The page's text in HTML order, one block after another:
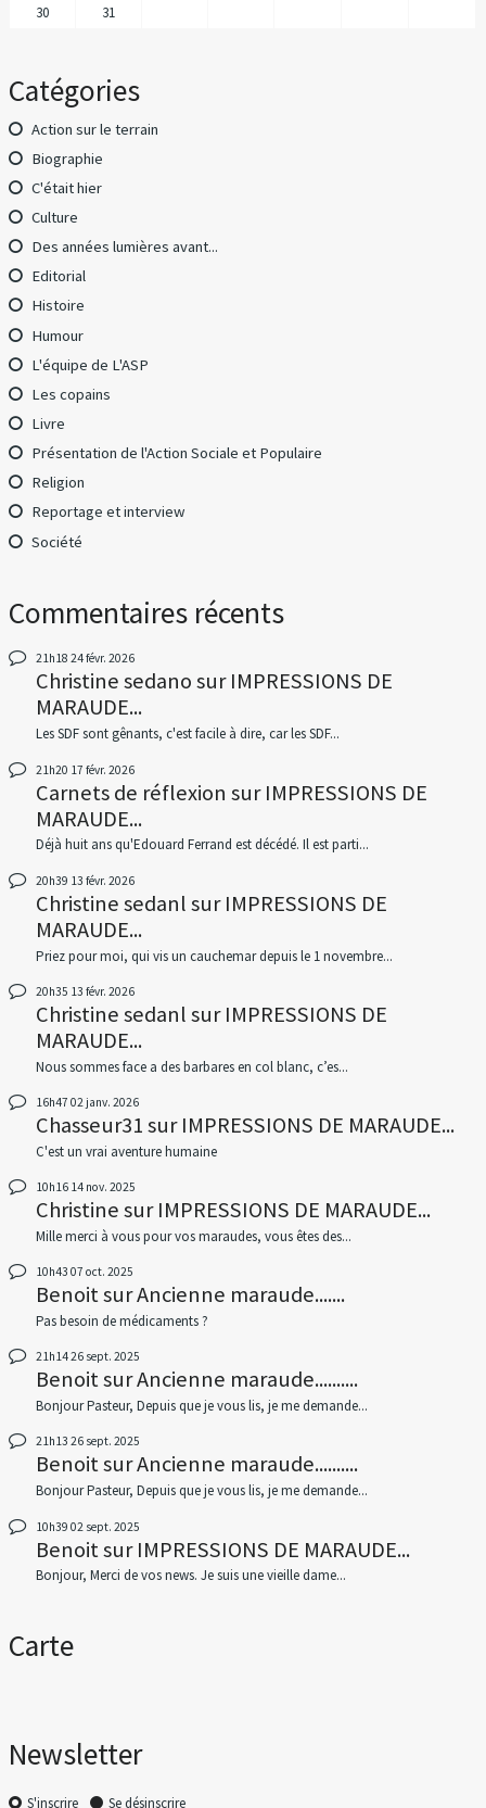
30 31
Catégories
Action sur le terrain
Biographie
C'était hier
Culture
Des années lumières avant...
Editorial
Histoire
Humour
L'équipe de L'ASP
Les copains
Livre
Présentation de l'Action Sociale et Populaire
Religion
Reportage et interview
Société
Commentaires récents
21h18 24févr. 2026
Christine sedanosurIMPRESSIONS DE
MARAUDE...
Les SDF sont gênants, c'est facile à dire, car les SDF...
21h20 17 févr. 2026
Carnets de réflexion surIMPRESSIONS DE
MARAUDE...
Déjà huit ans qu'Edouard Ferrand est décédé. Il est parti...
20h39 13 févr. 2026
Christine sedanlsurIMPRESSIONS DE
MARAUDE...
Priez pour moi, qui vis un cauchemar depuis le 1 novembre...
20h35 13 févr. 2026
Christine sedanlsurIMPRESSIONS DE
MARAUDE...
Nous sommes face a des barbares en col blanc, c’es...
16h47 02 janv. 2026
Chasseur31surIMPRESSIONS DE MARAUDE...
C'est un vrai aventure humaine
10h16 14 nov. 2025
ChristinesurIMPRESSIONS DE MARAUDE...
Mille merci à vous pour vos maraudes, vous êtes des...
10h43 07 oct. 2025
BenoitsurAncienne maraude.......
Pas besoin de médicaments ?
21h1426 sept. 2025
BenoitsurAncienne maraude..........
Bonjour Pasteur, Depuis que je vous lis, je me demande...
21h13 26 sept. 2025
BenoitsurAncienne maraude..........
Bonjour Pasteur, Depuis que je vous lis, je me demande...
10h39 02 sept. 2025
BenoitsurIMPRESSIONS DE MARAUDE...
Bonjour, Merci de vos news. Je suis une vieille dame...
Carte
Newsletter
S'inscrire Se désinscrire